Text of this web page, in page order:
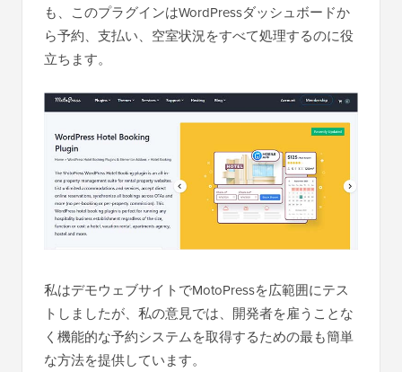
も、このプラグインはWordPressダッシュボードか
ら予約、支払い、空室状況をすべて処理するのに役
立ちます。
私はデモウェブサイトでMotoPressを広範囲にテス
トしましたが、私の意見では、開発者を雇うことな
く機能的な予約システムを取得するための最も簡単
な方法を提供しています。